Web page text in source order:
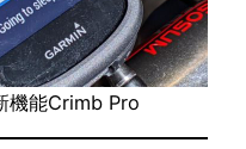
機能Crimb Pro